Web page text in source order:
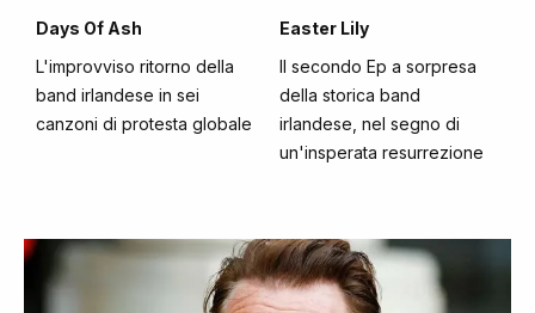
Days Of Ash
L'improvviso ritorno della
band irlandese in sei
canzoni di protesta globale
Easter Lily
Il secondo Ep a sorpresa
della storica band
irlandese, nel segno di
un'insperata resurrezione